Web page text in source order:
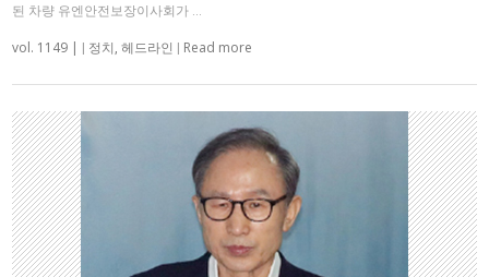
된 차량 유엔안전보장이사회가 …
vol. 1149 | | 정치 ,헤드라인 | Read more